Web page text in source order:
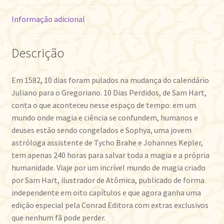
Informação adicional
Descrição
Em 1582, 10 dias foram pulados na mudança do calendário
Juliano para o Gregoriano. 10 Dias Perdidos, de Sam Hart,
conta o que aconteceu nesse espaço de tempo: em um
mundo onde magia e ciência se confundem, humanos e
deuses estão sendo congelados e Sophya, uma jovem
astróloga assistente de Tycho Brahe e Johannes Kepler,
tem apenas 240 horas para salvar toda a magia e a própria
humanidade. Viaje por um incrível mundo de magia criado
por Sam Hart, ilustrador de Atômica, publicado de forma
independente em oito capítulos e que agora ganha uma
edição especial pela Conrad Editora com extras exclusivos
que nenhum fã pode perder.